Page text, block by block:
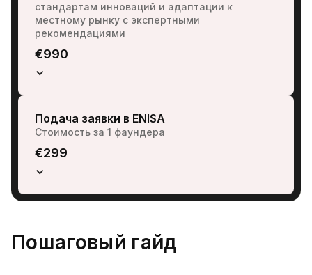
стандартам инноваций и адаптации к
местному рынку с экспертными
рекомендациями
€990
Подача заявки в ENISA
Стоимость за 1 фаундера
€299
Пошаговый гайд